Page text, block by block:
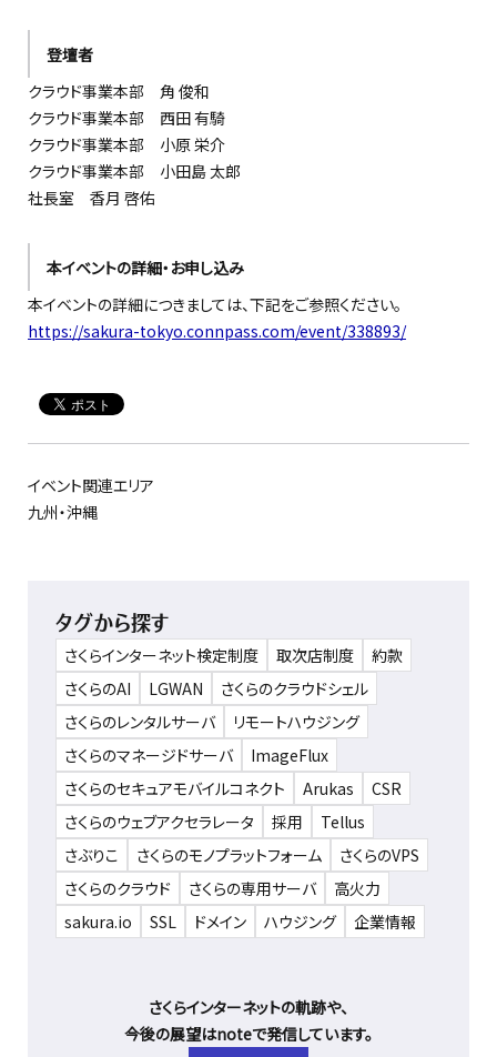
登壇者
クラウド事業本部 角 俊和
クラウド事業本部 西田 有騎
クラウド事業本部 小原 栄介
クラウド事業本部 小田島 太郎
社長室 香月 啓佑
本イベントの詳細・お申し込み
本イベントの詳細につきましては、下記をご参照ください。
https://sakura-tokyo.connpass.com/event/338893/
イベント関連エリア
九州・沖縄
タグから探す
さくらインターネット検定制度 取次店制度
約款
さくらのAI
LGWAN
さくらのクラウドシェル
さくらのレンタルサーバ
リモートハウジング
さくらのマネージドサーバ
ImageFlux
さくらのセキュアモバイルコネクト
Arukas
CSR
さくらのウェブアクセラレータ
採用
Tellus
さぶりこ
さくらのモノプラットフォーム
さくらのVPS
さくらのクラウド
さくらの専用サーバ
高火力
sakura.io
SSL ドメイン ハウジング 企業情報
さくらインターネットの軌跡や、
今後の展望はnoteで発信しています。